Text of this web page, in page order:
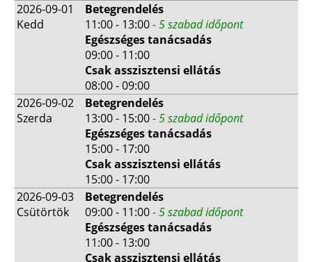
2026-09-01
Kedd
Betegrendelés
11:00 - 13:00- 5 szabad időpont
Egészséges tanácsadás
09:00 - 11:00
Csak asszisztensi ellátás
08:00 - 09:00
2026-09-02
Szerda
Betegrendelés
13:00 - 15:00- 5 szabad időpont
Egészséges tanácsadás
15:00 - 17:00
Csak asszisztensi ellátás
15:00 - 17:00
2026-09-03
Csütörtök
Betegrendelés
09:00 - 11:00- 5 szabad időpont
Egészséges tanácsadás
11:00 - 13:00
Csak asszisztensi ellátás